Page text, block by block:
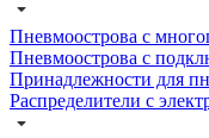
Пневмоострова с
Пневмоострова с
Принадлежности для
Распределители с